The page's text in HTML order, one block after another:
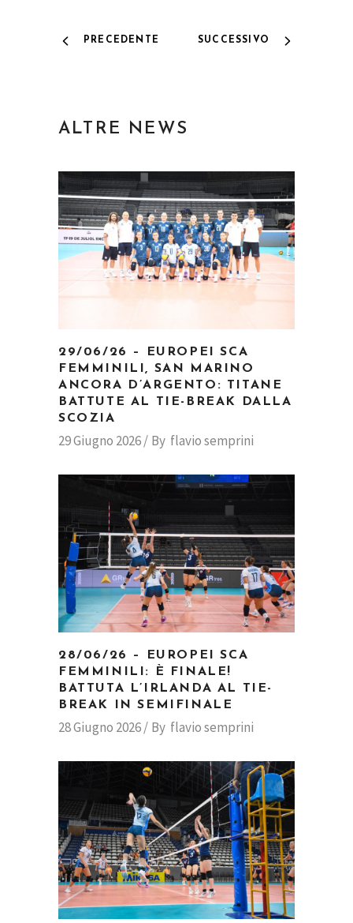
PRECEDENTE SUCCESSIVO
ALTRE NEWS
29/06/26 – EUROPEI SCA
FEMMINILI, SAN MARINO
ANCORA D’ARGENTO: TITANE
BATTUTE AL TIE-BREAK DALLA
SCOZIA
29 Giugno 2026 By flavio semprini
28/06/26 – EUROPEI SCA
FEMMINILI: È FINALE!
BATTUTA L’IRLANDA AL TIE-
BREAK IN SEMIFINALE
28 Giugno 2026 By flavio semprini